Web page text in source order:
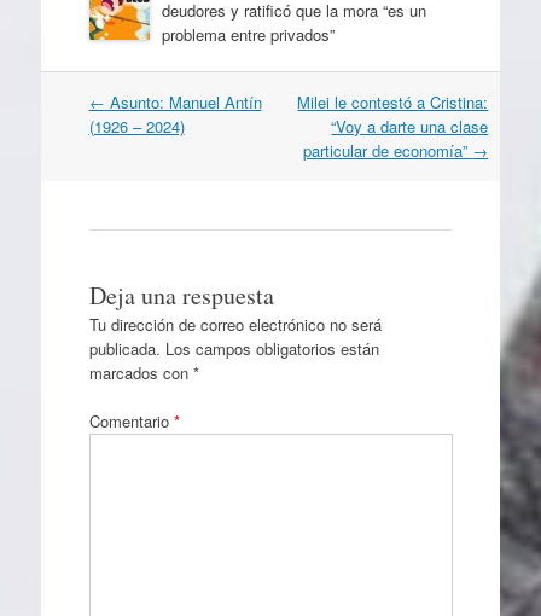
deudores y ratificó que la mora “es un
problema entre privados”
Navegación
por
← Asunto: Manuel Antín
(1926 – 2024)
Milei le contestó a Cristina:
“Voy a darte una clase
particular de economía” →
Deja una respuesta
Tu dirección de correo electrónico no será
publicada. Los campos obligatorios están
marcados con *
Comentario *